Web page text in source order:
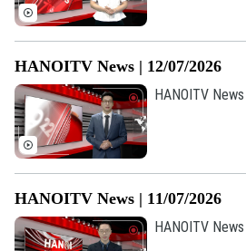
HANOITV News | 12/07/2026
HANOITV
HANOITV News | 11/07/2026
HANOITV